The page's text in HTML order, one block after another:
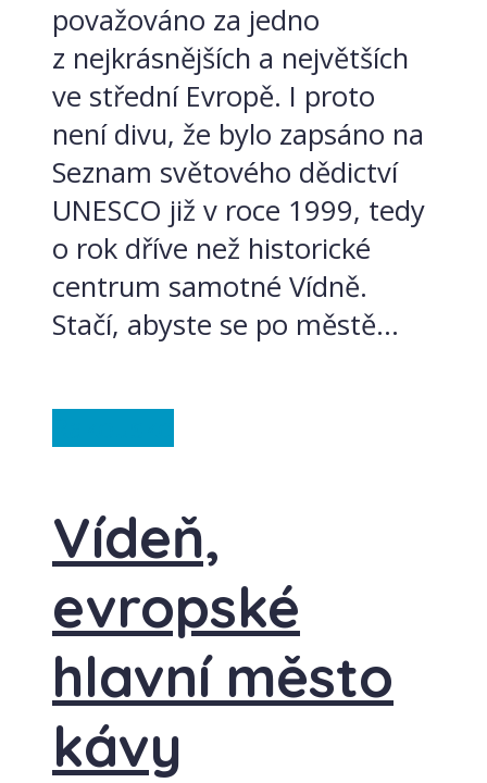
považováno za jedno
z nejkrásnějších a největších
ve střední Evropě. I proto
není divu, že bylo zapsáno na
Seznam světového dědictví
UNESCO již v roce 1999, tedy
o rok dříve než historické
centrum samotné Vídně.
Stačí, abyste se po městě...
Vídeň,
evropské
hlavní město
kávy